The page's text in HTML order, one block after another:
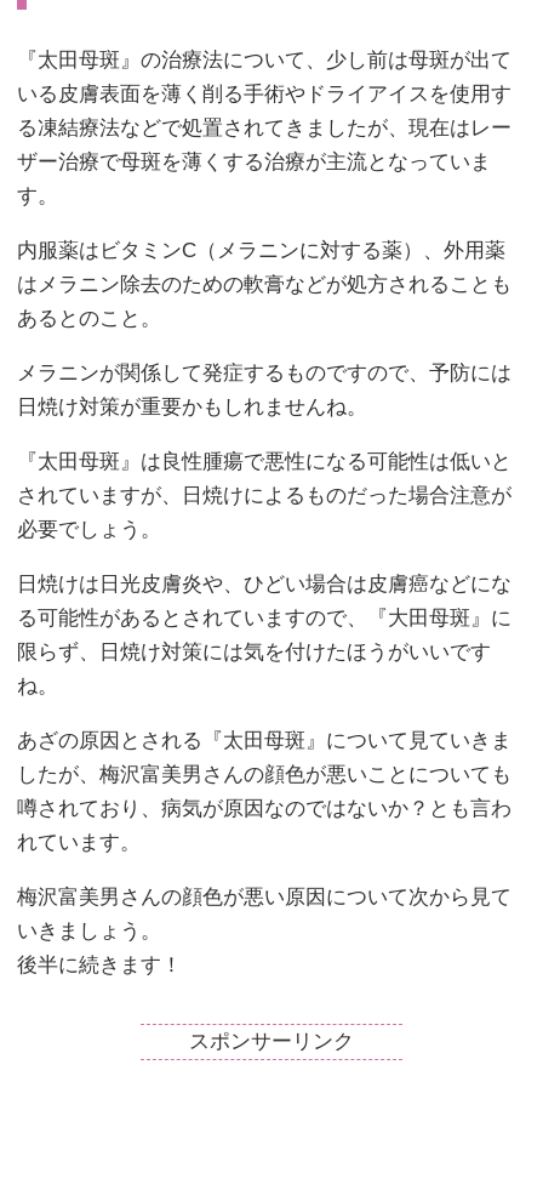
『太田母斑』の治療法について、少し前は母斑が出て
いる皮膚表面を薄く削る手術やドライアイスを使用す
る凍結療法などで処置されてきましたが、現在はレー
ザー治療で母斑を薄くする治療が主流となっていま
す。
内服薬はビタミンC（メラニンに対する薬）、外用薬
はメラニン除去のための軟膏などが処方されることも
あるとのこと。
メラニンが関係して発症するものですので、予防には
日焼け対策が重要かもしれませんね。
『太田母斑』は良性腫瘍で悪性になる可能性は低いと
されていますが、日焼けによるものだった場合注意が
必要でしょう。
日焼けは日光皮膚炎や、ひどい場合は皮膚癌などにな
る可能性があるとされていますので、『大田母斑』に
限らず、日焼け対策には気を付けたほうがいいです
ね。
あざの原因とされる『太田母斑』について見ていきま
したが、梅沢富美男さんの顔色が悪いことについても
噂されており、病気が原因なのではないか？とも言わ
れています。
梅沢富美男さんの顔色が悪い原因について次から見て
いきましょう。
後半に続きます！
スポンサーリンク